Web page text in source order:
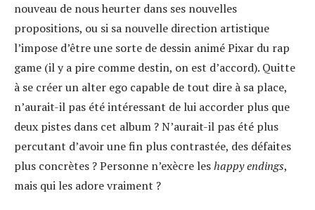
nouveau de nous heurter dans ses nouvelles
propositions, ou si sa nouvelle direction artistique
l’impose d’être une sorte de dessin animé Pixar du rap
game (il y a pire comme destin, on est d’accord). Quitte
à se créer un alter ego capable de tout dire à sa place,
n’aurait-il pas été intéressant de lui accorder plus que
deux pistes dans cet album ? N’aurait-il pas été plus
percutant d’avoir une fin plus contrastée, des défaites
plus concrètes ? Personne n’exècre leshappy endings,
mais qui les adore vraiment ?